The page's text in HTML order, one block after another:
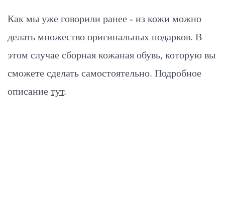
Как мы уже говорили ранее - из кожи можно
делать множество оригинальных подарков. В
этом случае сборная кожаная обувь, которую вы
сможете сделать самостоятельно. Подробное
описание тут.